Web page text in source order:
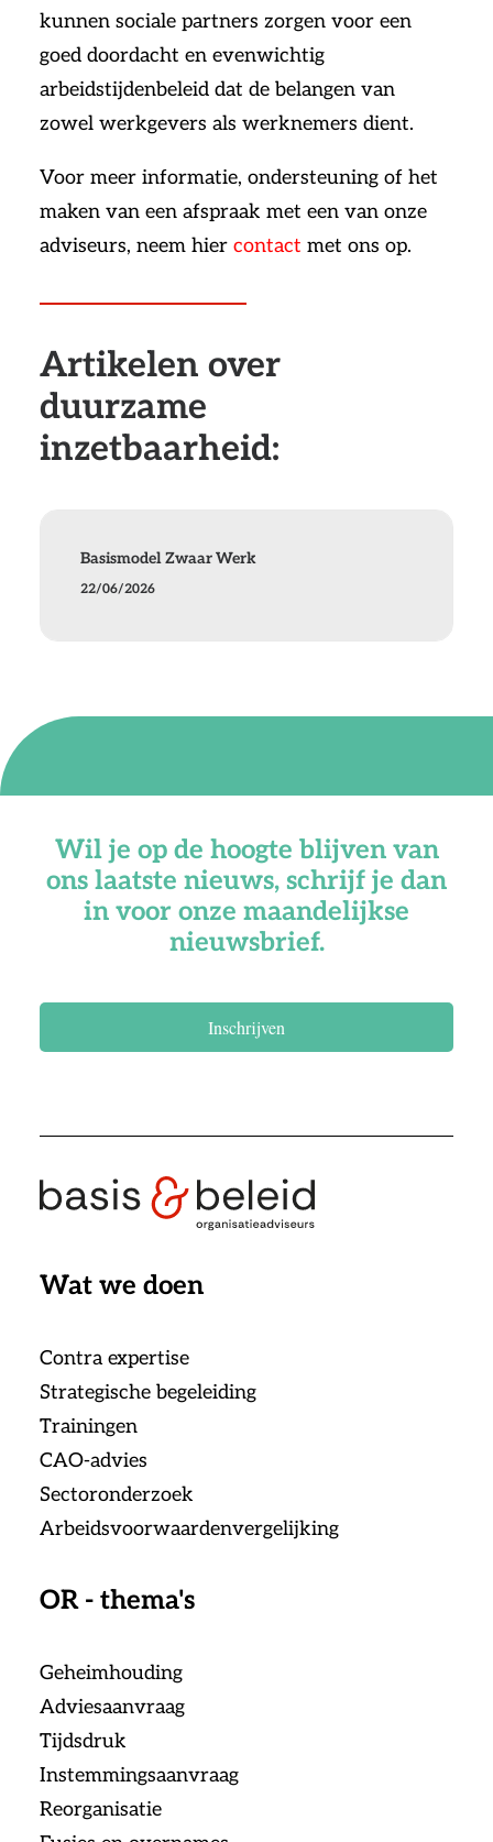
kunnen sociale partners zorgen voor een
goed doordacht en evenwichtig
arbeidstijdenbeleid dat de belangen van
zowel werkgevers als werknemers dient.
Voor meer informatie, ondersteuning of het
maken van een afspraak met een van onze
adviseurs, neem hier contact met ons op.
Artikelen over
duurzame
inzetbaarheid:
Basismodel Zwaar Werk
22/06/2026
Wil je op de hoogte blijven van
ons laatste nieuws, schrijf je dan
in voor onze maandelijkse
nieuwsbrief.
Inschrijven
Wat we doen
Contra expertise
Strategische begeleiding
Trainingen
CAO-advies
Sectoronderzoek
Arbeidsvoorwaardenvergelijking
OR - thema's
Geheimhouding
Adviesaanvraag
Tijdsdruk
Instemmingsaanvraag
Reorganisatie